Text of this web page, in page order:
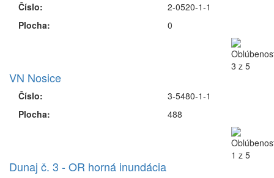
Číslo:
Plocha:
2-0520-1-1
0
VN Nosice
Číslo:
Plocha:
3-5480-1-1
488
Dunaj č. 3 - OR horná inundácia